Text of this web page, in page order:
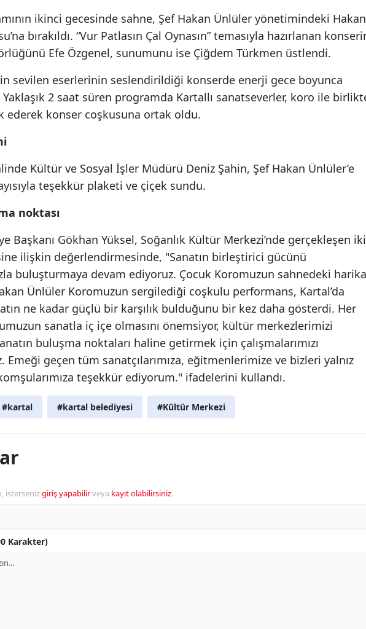
ikinci gecesinde sahne, Şef Hakan Ünlüler yönetimindeki Hakan
bırakıldı. “Vur Patlasın Çal Oynasın” temasıyla hazırlanan
Efe Özgenel, sunumunu ise Çiğdem Türkmen üstlendi.
sevilen eserlerinin seslendirildiği konserde enerji gece boyunca
Yaklaşık 2 saat süren programda Kartallı sanatseverler, koro ile
ederek konser coşkusuna ortak oldu.
Kültür ve Sosyal İşler Müdürü Deniz Şahin, Şef Hakan Ünlüler’e
teşekkür plaketi ve çiçek sundu.
noktası
Başkanı Gökhan Yüksel, Soğanlık Kültür Merkezi’nde gerçekleşen iki
ilişkin değerlendirmesinde, "Sanatın birleştirici gücünü
buluşturmaya devam ediyoruz. Çocuk Koromuzun sahnedeki harika
Ünlüler Koromuzun sergilediği coşkulu performans, Kartal’da
ne kadar güçlü bir karşılık bulduğunu bir kez daha gösterdi. Her
sanatla iç içe olmasını önemsiyor, kültür merkezlerimizi
buluşma noktaları haline getirmek için çalışmalarımızı
Emeği geçen tüm sanatçılarımıza, eğitmenlerimize ve bizleri yalnız
teşekkür ediyorum." ifadelerini kullandı.
#kartal #kartal belediyesi #Kültür Merkezi
istersenizgiriş yapabilirveya kayıt olabilirsiniz.
Karakter)